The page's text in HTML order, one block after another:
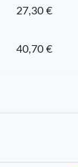
27,30 €
40,70 €